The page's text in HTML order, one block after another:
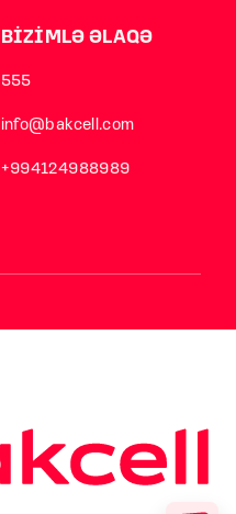
BİZİMLƏ ƏLAQƏ
555
info@bakcell.com
+994124988989